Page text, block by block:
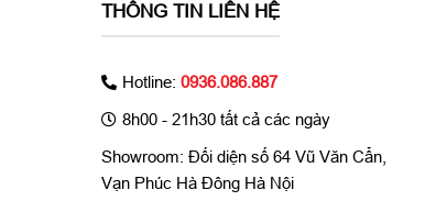
THÔNG TIN LIÊN HỆ
Hotline: 0936.086.887
8h00 - 21h30 tất cả các ngày
Showroom: Đối diện số 64 Vũ Văn Cẩn,
Vạn Phúc Hà Đông Hà Nội